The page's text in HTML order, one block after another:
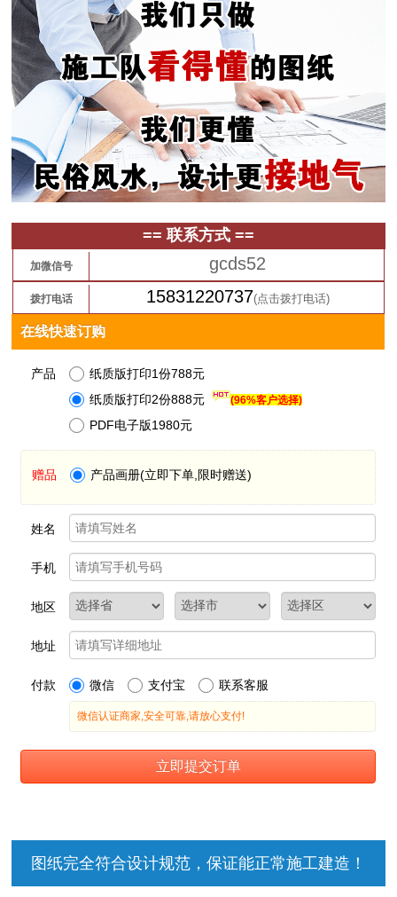
== 联系方式 ==
加微信号 gcds52
拨打电话 15831220737(点击拨打电话)
图纸完全符合设计规范，保证能正常施工建造！